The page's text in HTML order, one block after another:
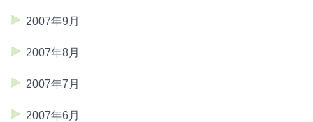
2007年9月
2007年8月
2007年7月
2007年6月